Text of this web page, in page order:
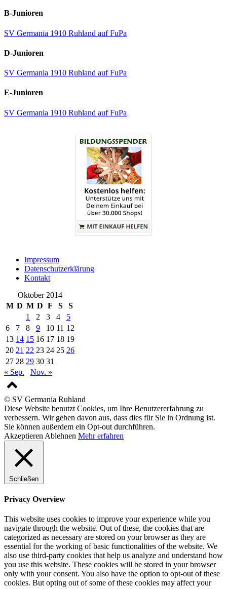
B-Junioren
SV Germania 1910 Ruhland auf FuPa
D-Junioren
SV Germania 1910 Ruhland auf FuPa
E-Junioren
SV Germania 1910 Ruhland auf FuPa
Impressum
Datenschutzerklärung
Kontakt
Oktober 2014
M D M D F S
S
1
2 3 4
5
6
7 8 9 10 11 12
13 14 15 16 17 18 19
20 21 22 23 24 25 26
27 28 29 30 31
« Sep.
Nov. »
© SV Germania Ruhland
Diese Website benutzt Cookies, um Ihre Benutzererfahrung zu
verbessern. Wir gehen davon aus, dass dies für Sie in Ordnung ist.
Sie können außerdem ein Opt-out durchführen.
Akzeptieren Ablehnen Mehr erfahren
Schließen
Privacy Overview
This website uses cookies to improve your experience while you
navigate through the website. Out of these, the cookies that are
categorized as necessary are stored on your browser as they are
essential for the working of basic functionalities of the website. We
also use third-party cookies that help us analyze and understand how
you use this website. These cookies will be stored in your browser
only with your consent. You also have the option to opt-out of these
cookies. But opting out of some of these cookies may affect your